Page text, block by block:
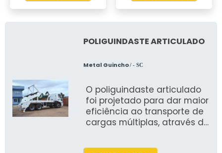
POLIGUINDASTE ARTICULADO
Metal Guincho/ - SC
O poliguindaste articulado
foi projetado para dar maior
eficiência ao transporte de
cargas múltiplas, através do